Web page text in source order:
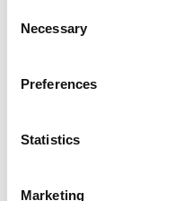
Selection
Necessary
Preferences
Statistics
Marketing
ensemble
Tant dans le
au sein des